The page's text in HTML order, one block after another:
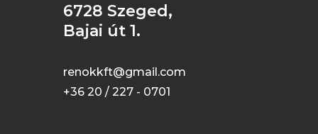
6728 Szeged,
Bajai út 1.
renokkft@gmail.com
+36 20 / 227 - 0701